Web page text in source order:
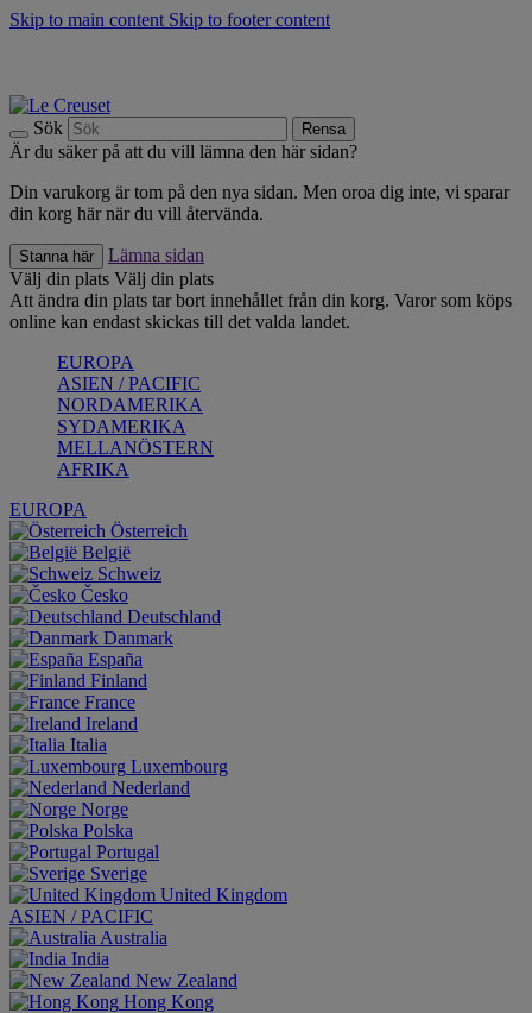
Skip to main content Skip to footer content
Sök Rensa
Är du säker på att du vill lämna den här sidan?
Din varukorg är tom på den nya sidan. Men oroa dig inte, vi sparar
din korg här när du vill återvända.
Stanna här
Lämna sidan
Välj din plats Välj din plats
Att ändra din plats tar bort innehållet från din korg. Varor som köps
online kan endast skickas till det valda landet.
EUROPA
ASIEN / PACIFIC
NORDAMERIKA
SYDAMERIKA
MELLANÖSTERN
AFRIKA
EUROPA
Österreich
België
Schweiz
Česko
Deutschland
Danmark
España
Finland
France
Ireland
Italia
Luxembourg
Nederland
Norge
Polska
Portugal
Sverige
United Kingdom
ASIEN / PACIFIC
Australia
India
New Zealand
Hong Kong